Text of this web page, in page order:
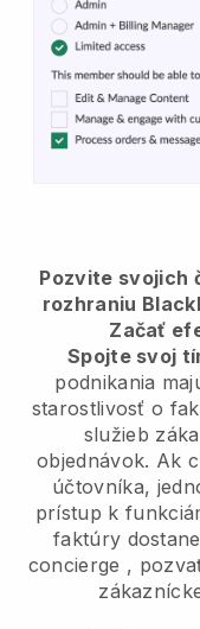
Pozvite svojich
rozhraniu
Začať
Spojte svoj
podnikania
starostlivosť o
služieb
objednávok. Ak
účtovníka,
prístup k
faktúry
concierge ,